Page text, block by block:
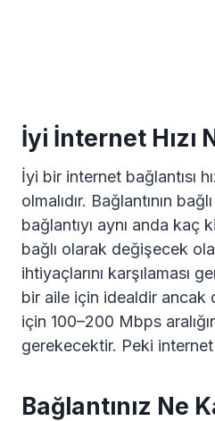
İyi İnternet Hızı
İyi bir internet bağlantısı
olmalıdır. Bağlantının
bağlantıyı aynı anda kaç
bağlı olarak değişecek
ihtiyaçlarını karşılaması
bir aile için idealdir ancak
için 100–200 Mbps
gerekecektir. Peki internet
Bağlantınız Ne